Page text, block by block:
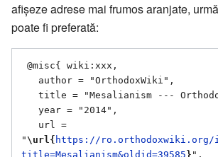
afișeze adrese mai frumos aranjate,
poate fi preferată:
" \url{ https://ro.orthodoxwiki.org/
title=Mesalianism&oldid=39585 }